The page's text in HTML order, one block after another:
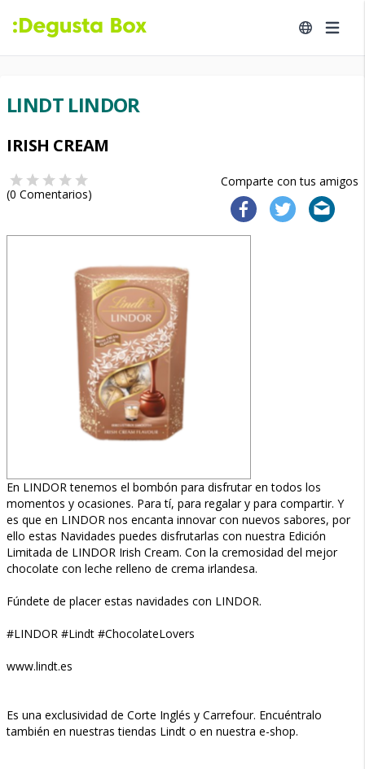
LINDT LINDOR
IRISH CREAM
Comparte con tus amigos
(0 Comentarios)
En LINDOR tenemos el bombón para disfrutar en todos los
momentos y ocasiones. Para tí, para regalar y para compartir. Y
es que en LINDOR nos encanta innovar con nuevos sabores, por
ello estas Navidades puedes disfrutarlas con nuestra Edición
Limitada de LINDOR Irish Cream. Con la cremosidad del mejor
chocolate con leche relleno de crema irlandesa.
Fúndete de placer estas navidades con LINDOR.
#LINDOR #Lindt #ChocolateLovers
www.lindt.es
Es una exclusividad de Corte Inglés y Carrefour. Encuéntralo
también en nuestras tiendas Lindt o en nuestra e-shop.